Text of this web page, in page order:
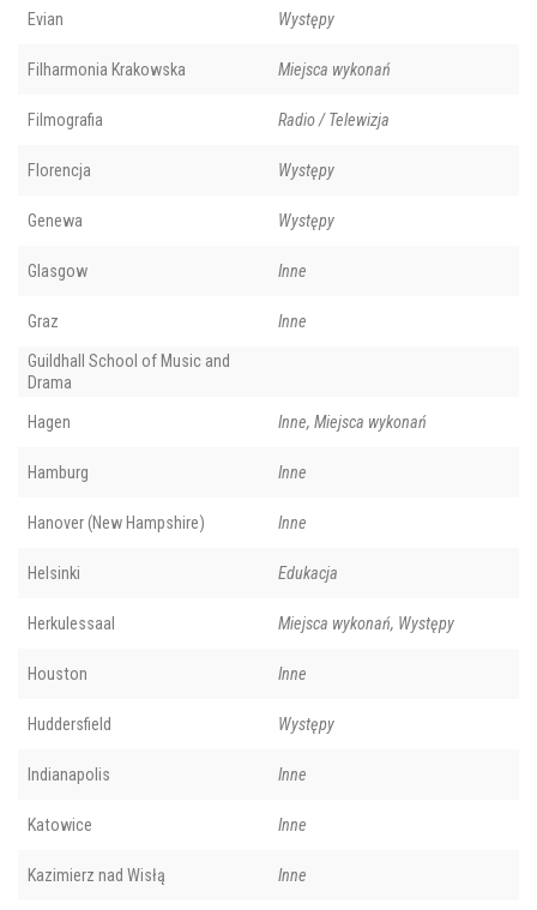
Evian Występy
Filharmonia Krakowska Miejsca wykonań
Filmografia Radio / Telewizja
Florencja Występy
Genewa Występy
Glasgow Inne
Graz Inne
Guildhall School of Music and
Drama
Hagen Inne, Miejsca wykonań
Hamburg Inne
Hanover (New Hampshire) Inne
Helsinki Edukacja
Herkulessaal Miejsca wykonań, Występy
Houston Inne
Huddersfield Występy
Indianapolis Inne
Katowice Inne
Kazimierz nad Wisłą Inne